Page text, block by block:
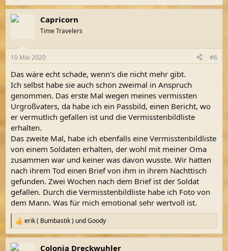
Capricorn
Time Travelers
10 Mai 2020 #6
Das wäre echt schade, wenn's die nicht mehr gibt.
Ich selbst habe sie auch schon zweimal in Anspruch
genommen. Das erste Mal wegen meines vermissten
Urgroßvaters, da habe ich ein Passbild, einen Bericht, wo
er vermutlich gefallen ist und die Vermisstenbildliste
erhalten.
Das zweite Mal, habe ich ebenfalls eine Vermisstenbildliste
von einem Soldaten erhalten, der wohl mit meiner Oma
zusammen war und keiner was davon wusste. Wir hatten
nach ihrem Tod einen Brief von ihm in ihrem Nachttisch
gefunden. Zwei Wochen nach dem Brief ist der Soldat
gefallen. Durch die Vermisstenbildliste habe ich Foto von
dem Mann. Was für mich emotional sehr wertvoll ist.
R
e
a
k
erik ( Bumbastik ) undGoody
Colonia Dreckwuhler